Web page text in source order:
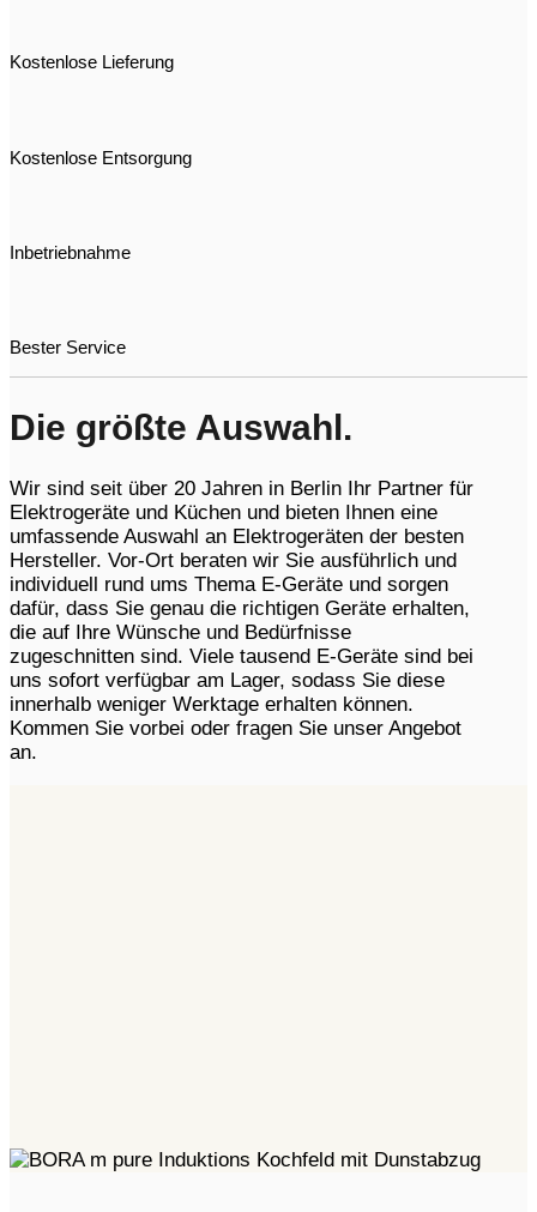
Kostenlose Lieferung
Kostenlose Entsorgung
Inbetriebnahme
Bester Service
Die größte Auswahl.
Wir sind seit über 20 Jahren in Berlin Ihr Partner für
Elektrogeräte und Küchen und bieten Ihnen eine
umfassende Auswahl an Elektrogeräten der besten
Hersteller. Vor-Ort beraten wir Sie ausführlich und
individuell rund ums Thema E-Geräte und sorgen
dafür, dass Sie genau die richtigen Geräte erhalten,
die auf Ihre Wünsche und Bedürfnisse
zugeschnitten sind. Viele tausend E-Geräte sind bei
uns sofort verfügbar am Lager, sodass Sie diese
innerhalb weniger Werktage erhalten können.
Kommen Sie vorbei oder fragen Sie unser Angebot
an.